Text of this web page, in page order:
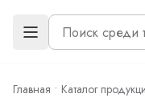
Главная Каталог